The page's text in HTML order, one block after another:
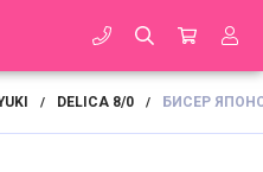
/ DELICA 8/0 / БИСЕР